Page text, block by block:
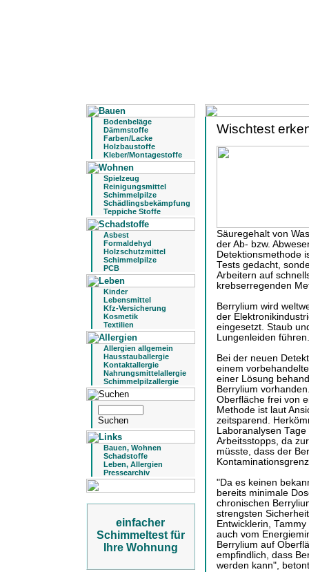
Bodenbeläge
Dämmstoffe
Farben/Lacke
Holzbaustoffe
Kleber/Montagestoffe
Spielzeug
Reinigungsmittel
Schimmelpilze
Schädlingsbekämpfung
Teppiche Stoffe
Asbest
Formaldehyd
Holzschutzmittel
Schimmelpilze
PCB
Kinder
Lebensmittel
Kfz-Versicherung
Kosmetik
Textilien
Allergien allgemein
Hausstauballergie
Kontaktallergie
Nahrungsmittelallergie
Schimmelpilzallergie
Bauen, Wohnen
Schadstoffe
Leben, Allergien
Pressearchiv
einfacher
Schimmeltest für
Ihre Wohnung
Wischtest
Säuregehalt von
der Ab- bzw.
Detektionsmethode
Tests gedacht,
Arbeitern auf
krebserregenden
Berrylium wird
der
eingesetzt. Staub
Lungenleiden führen.
Bei der neuen
einem
einer Lösung
Berrylium
Oberfläche frei von
Methode ist laut
zeitsparend.
Laboranalysen
Arbeitsstopps, da
müsste, dass der
"Da es keinen
bereits minimale
chronischen
strengsten
Entwicklerin,
auch vom
Berrylium auf
empfindlich, dass
werden kann",